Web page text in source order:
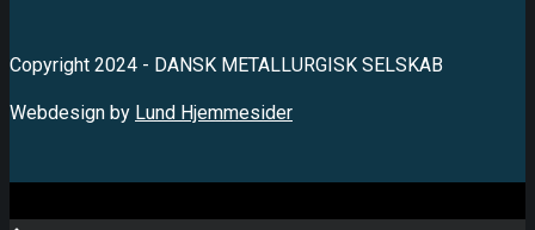
Copyright 2024 - DANSK METALLURGISK SELSKAB
Webdesign by Lund Hjemmesider